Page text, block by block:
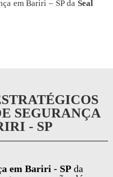
em Bariri – SP da Seal
SEGURANÇA
- SP
em Bariri - SP da